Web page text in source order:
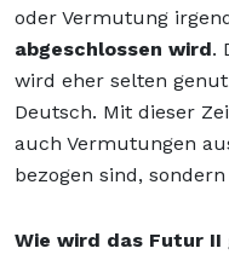
oder Vermutung
abgeschlossen wird.
wird eher selten
Deutsch. Mit dieser
auch Vermutungen
bezogen sind,
Wie wird das Futur II